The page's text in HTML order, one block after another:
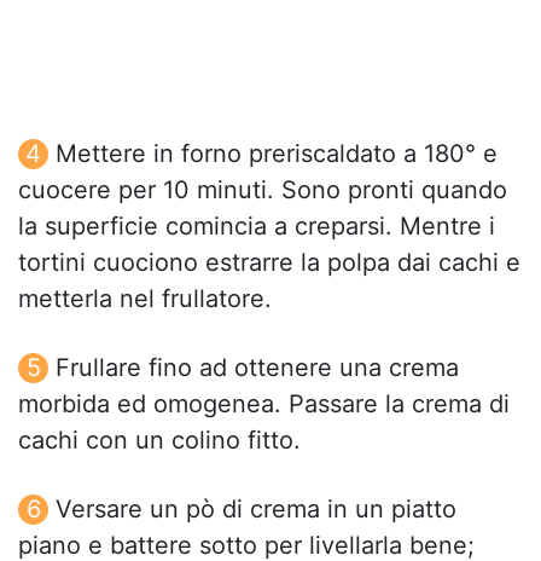
Mettere in forno preriscaldato a 180° e
cuocere per 10 minuti. Sono pronti quando
la superficie comincia a creparsi. Mentre i
tortini cuociono estrarre la polpa dai cachi e
metterla nel frullatore.
Frullare fino ad ottenere una crema
morbida ed omogenea. Passare la crema di
cachi con un colino fitto.
Versare un pò di crema in un piatto
piano e battere sotto per livellarla bene;